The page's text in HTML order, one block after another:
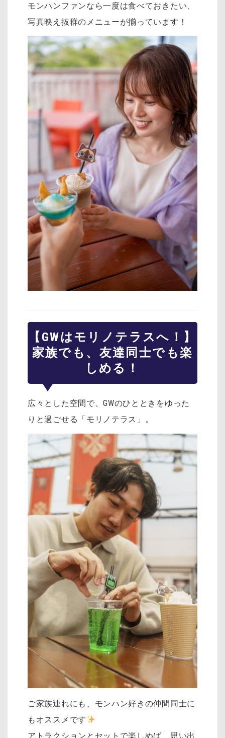
モンハンファンなら一度は食べておきたい、
写真映え抜群のメニューが揃っています！
【GWはモリノテラスへ！】
家族でも、友達同士でも楽
しめる！
広々とした空間で、GWのひとときをゆった
りと過ごせる「モリノテラス」。
ご家族連れにも、モンハン好きの仲間同士に
もオススメです
アトラクションとセットで楽しめば、思い出